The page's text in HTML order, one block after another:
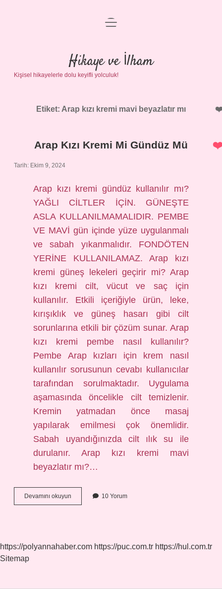
Anasayfa
Gizlilik Politikası
Yasal Uyarı
menüyü
Hikaye ve İlham
Kişisel hikayelerle dolu keyifli yolculuk!
Etiket: Arap kızı kremi mavi beyazlatır mı
Arap Kızı Kremi Mi Gündüz Mü
Tarih: Ekim 9, 2024
Arap kızı kremi gündüz kullanılır mı?
YAĞLI CİLTLER İÇİN. GÜNEŞTE
ASLA KULLANILMAMALIDIR. PEMBE
VE MAVİ gün içinde yüze uygulanmalı
ve sabah yıkanmalıdır. FONDÖTEN
YERİNE KULLANILAMAZ. Arap kızı
kremi güneş lekeleri geçirir mi? Arap
kızı kremi cilt, vücut ve saç için
kullanılır. Etkili içeriğiyle ürün, leke,
kırışıklık ve güneş hasarı gibi cilt
sorunlarına etkili bir çözüm sunar. Arap
kızı kremi pembe nasıl kullanılır?
Pembe Arap kızları için krem ​​nasıl
kullanılır sorusunun cevabı kullanıcılar
tarafından sorulmaktadır. Uygulama
aşamasında öncelikle cilt temizlenir.
Kremin yatmadan önce masaj
yapılarak emilmesi çok önemlidir.
Sabah uyandığınızda cilt ılık su ile
durulanır. Arap kızı kremi mavi
beyazlatır mı?…
Devamını okuyun
Kızı
10 Yorum
https://polyannahaber.com https://puc.com.tr https://hul.com.tr
Sitemap